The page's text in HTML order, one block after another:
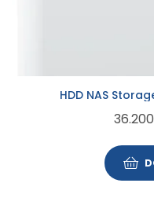
HDD NAS
36.200